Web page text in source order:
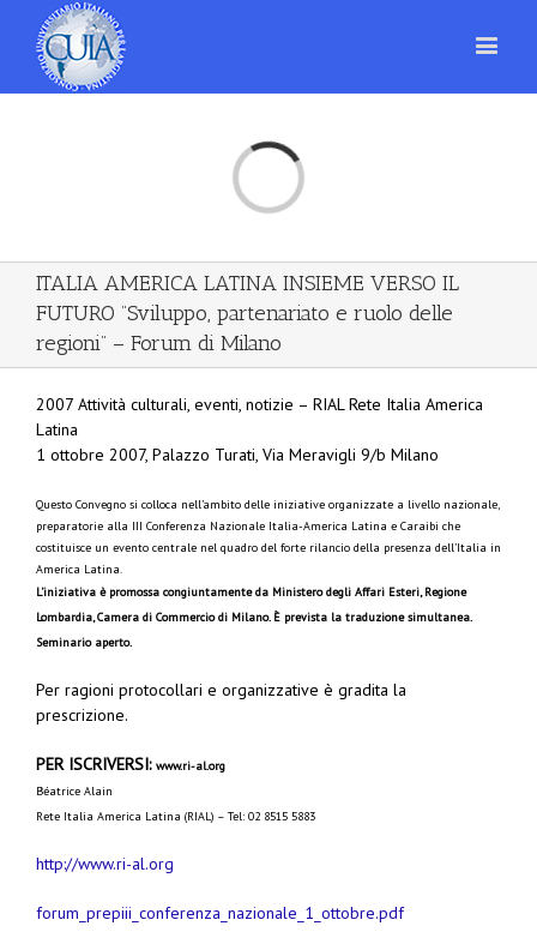
Loading...
ITALIA AMERICA LATINA INSIEME VERSO IL
FUTURO ”Sviluppo, partenariato e ruolo delle
regioni” – Forum di Milano
2007 Attività culturali, eventi, notizie – RIAL Rete Italia America
Latina
1 ottobre 2007, Palazzo Turati, Via Meravigli 9/b Milano
Questo Convegno si colloca nell’ambito delle iniziative organizzate a livello nazionale,
preparatorie alla III Conferenza Nazionale Italia-America Latina e Caraibi che
costituisce un evento centrale nel quadro del forte rilancio della presenza dell’Italia in
America Latina.
L’iniziativa è promossa congiuntamente da Ministero degli Affari Esteri, Regione
Lombardia, Camera di Commercio di Milano. È prevista la traduzione simultanea.
Seminario aperto.
Per ragioni protocollari e organizzative è gradita la
prescrizione.
PER ISCRIVERSI: www.ri-al.org
Béatrice Alain
Rete Italia America Latina (RIAL) – Tel: 02 8515 5883
http://www.ri-al.org
forum_prepiii_conferenza_nazionale_1_ottobre.pdf